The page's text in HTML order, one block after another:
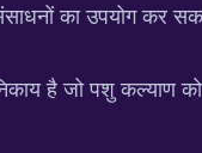
का उपयोग कर
है जो पशु कल्याण